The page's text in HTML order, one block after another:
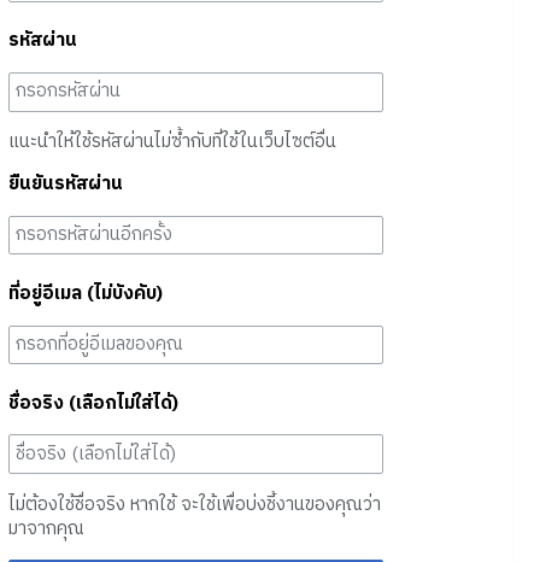
รหัสผ่าน
แนะนำให้ใช้รหัสผ่านไม่ซ้ำกับที่ใช้ในเว็บไซต์อื่น
ยืนยันรหัสผ่าน
ที่อยู่อีเมล (ไม่บังคับ)
ชื่อจริง (เลือกไม่ใส่ได้)
ไม่ต้องใช้ชื่อจริง หากใช้ จะใช้เพื่อบ่งชี้งานของคุณว่า
มาจากคุณ